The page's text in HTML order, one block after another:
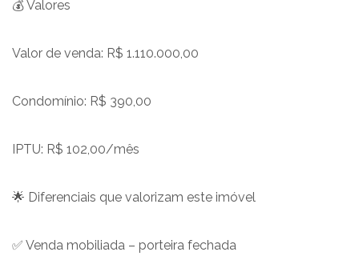
💰 Valores
Valor de venda: R$ 1.110.000,00
Condomínio: R$ 390,00
IPTU: R$ 102,00/mês
🌟 Diferenciais que valorizam este imóvel
✅ Venda mobiliada – porteira fechada